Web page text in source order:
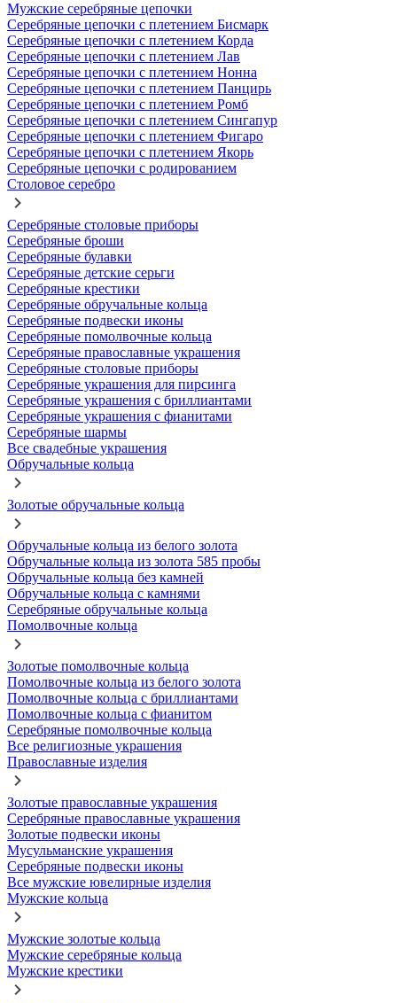
Мужские серебряные цепочки
Серебряные цепочки с плетением Бисмарк
Серебряные цепочки с плетением Корда
Серебряные цепочки с плетением Лав
Серебряные цепочки с плетением Нонна
Серебряные цепочки с плетением Панцирь
Серебряные цепочки с плетением Ромб
Серебряные цепочки с плетением Сингапур
Серебряные цепочки с плетением Фигаро
Серебряные цепочки с плетением Якорь
Серебряные цепочки с родированием
Столовое серебро
Серебряные столовые приборы
Серебряные броши
Серебряные булавки
Серебряные детские серьги
Серебряные крестики
Серебряные обручальные кольца
Серебряные подвески иконы
Серебряные помолвочные кольца
Серебряные православные украшения
Серебряные столовые приборы
Серебряные украшения для пирсинга
Серебряные украшения с бриллиантами
Серебряные украшения с фианитами
Серебряные шармы
Все свадебные украшения
Обручальные кольца
Золотые обручальные кольца
Обручальные кольца из белого золота
Обручальные кольца из золота 585 пробы
Обручальные кольца без камней
Обручальные кольца с камнями
Серебряные обручальные кольца
Помолвочные кольца
Золотые помолвочные кольца
Помолвочные кольца из белого золота
Помолвочные кольца с бриллиантами
Помолвочные кольца с фианитом
Серебряные помолвочные кольца
Все религиозные украшения
Православные изделия
Золотые православные украшения
Серебряные православные украшения
Золотые подвески иконы
Мусульманские украшения
Серебряные подвески иконы
Все мужские ювелирные изделия
Мужские кольца
Мужские золотые кольца
Мужские серебряные кольца
Мужские крестики